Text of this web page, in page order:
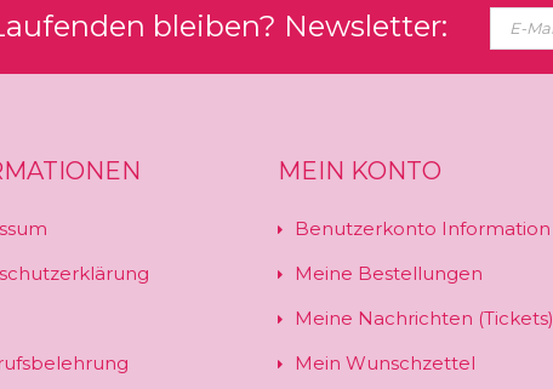
bleiben? Newsletter:
MEIN KONTO
Benutzerkonto Information
Meine Bestellungen
Meine Nachrichten (Tickets)
Mein Wunschzettel